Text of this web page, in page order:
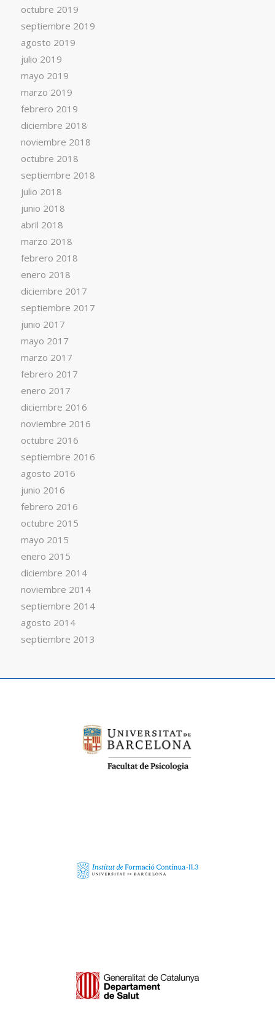
octubre 2019
septiembre 2019
agosto 2019
julio 2019
mayo 2019
marzo 2019
febrero 2019
diciembre 2018
noviembre 2018
octubre 2018
septiembre 2018
julio 2018
junio 2018
abril 2018
marzo 2018
febrero 2018
enero 2018
diciembre 2017
septiembre 2017
junio 2017
mayo 2017
marzo 2017
febrero 2017
enero 2017
diciembre 2016
noviembre 2016
octubre 2016
septiembre 2016
agosto 2016
junio 2016
febrero 2016
octubre 2015
mayo 2015
enero 2015
diciembre 2014
noviembre 2014
septiembre 2014
agosto 2014
septiembre 2013